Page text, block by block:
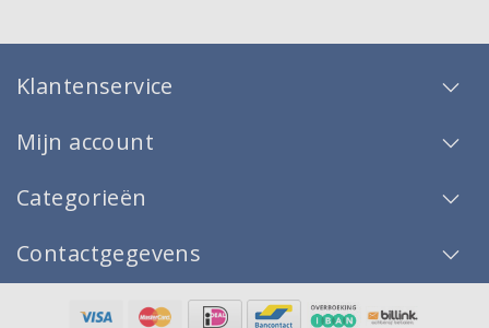
Klantenservice
Mijn account
Categorieën
Contactgegevens